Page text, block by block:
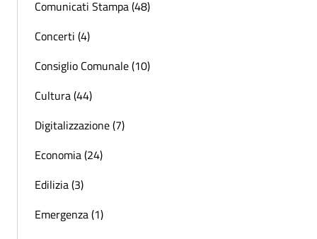
Comunicati Stampa (48)
Concerti (4)
Consiglio Comunale (10)
Cultura (44)
Digitalizzazione (7)
Economia (24)
Edilizia (3)
Emergenza (1)